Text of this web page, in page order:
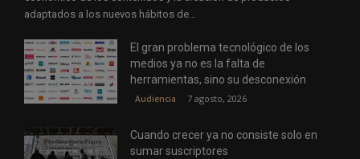
adaptados a los nuevos hábitos de...
El gran problema tecnológico de los
medios ya no es la falta de
herramientas, sino su desconexión
Audiencia 7 agosto, 2026
Cuando crecer ya no consiste solo en
sumar suscriptores